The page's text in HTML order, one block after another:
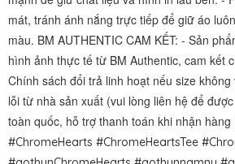
mát, tránh ánh nắng trực tiếp để giữ áo
màu. BM AUTHENTIC CAM KẾT: - Sản
hình ảnh thực tế từ BM Authentic, cam kết
Chính sách đổi trả linh hoạt nếu size
lỗi từ nhà sản xuất (vui lòng liên hệ để
toàn quốc, hỗ trợ thanh toán khi nhận hàng
#ChromeHearts #ChromeHeartsTee